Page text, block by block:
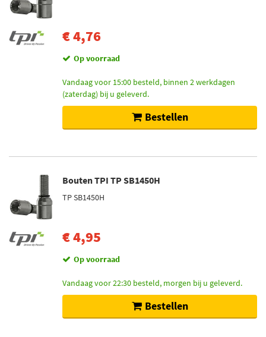
€ 4,76
Op voorraad
Vandaag voor 15:00 besteld, binnen 2 werkdagen
(zaterdag) bij u geleverd.
Bestellen
Bouten TPI TP SB1450H
TP SB1450H
€ 4,95
Op voorraad
Vandaag voor 22:30 besteld, morgen bij u geleverd.
Bestellen